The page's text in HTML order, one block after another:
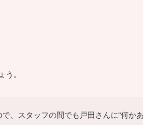
う。
、スタッフの間でも戸田さんに“何か